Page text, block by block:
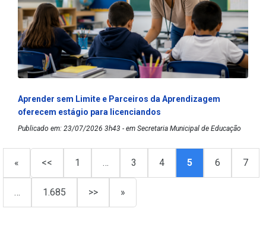
Aprender sem Limite e Parceiros da Aprendizagem
oferecem estágio para licenciandos
Publicado em: 23/07/2026 3h43 - em Secretaria Municipal de Educação
« << 1 … 3 4 5 6 7
… 1.685 >> »